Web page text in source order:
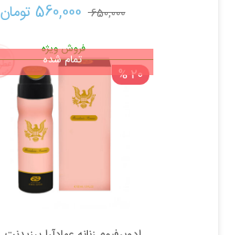
650,000 قیمت
اصلی:
650,000 تومان
بود.
560,000 تومان
فروش ویژه
20 %
تمام شده